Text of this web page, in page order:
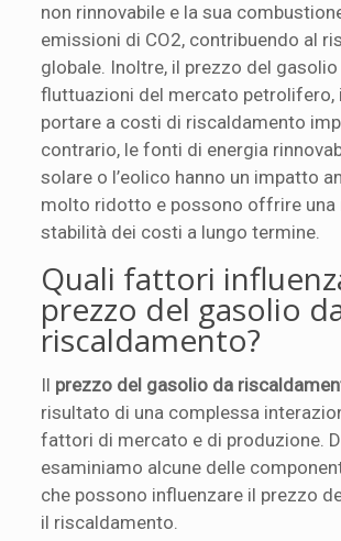
non rinnovabile e la sua
emissioni di CO2, contribuendo al
globale. Inoltre, il prezzo del
fluttuazioni del mercato petrolifero,
portare a costi di riscaldamento
contrario, le fonti di energia
solare o l’eolico hanno un impatto
molto ridotto e possono offrire una
stabilità dei costi a lungo termine.
Quali fattori
prezzo del gasolio
riscaldamento?
Il prezzo del gasolio da
risultato di una complessa
fattori di mercato e di produzione.
esaminiamo alcune delle
che possono influenzare il prezzo
il riscaldamento.